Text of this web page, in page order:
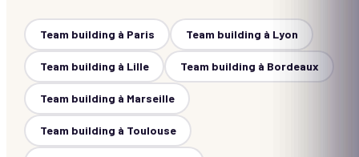
Team building à Paris Team building à Lyon
Team building à Lille Team building à Bordeaux
Team building à Marseille
Team building à Toulouse